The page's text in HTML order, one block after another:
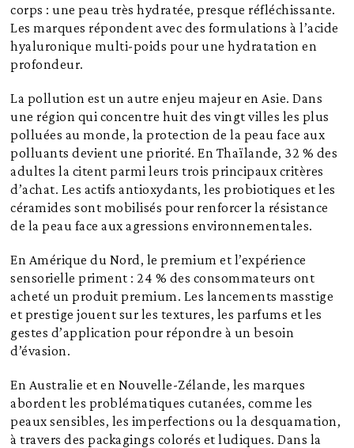
corps : une peau très hydratée, presque réfléchissante.
Les marques répondent avec des formulations à l’acide
hyaluronique multi-poids pour une hydratation en
profondeur.
La pollution est un autre enjeu majeur en Asie. Dans
une région qui concentre huit des vingt villes les plus
polluées au monde, la protection de la peau face aux
polluants devient une priorité. En Thaïlande, 32 % des
adultes la citent parmi leurs trois principaux critères
d’achat. Les actifs antioxydants, les probiotiques et les
céramides sont mobilisés pour renforcer la résistance
de la peau face aux agressions environnementales.
En Amérique du Nord, le premium et l’expérience
sensorielle priment : 24 % des consommateurs ont
acheté un produit premium. Les lancements masstige
et prestige jouent sur les textures, les parfums et les
gestes d’application pour répondre à un besoin
d’évasion.
En Australie et en Nouvelle-Zélande, les marques
abordent les problématiques cutanées, comme les
peaux sensibles, les imperfections ou la desquamation,
à travers des packagings colorés et ludiques. Dans la